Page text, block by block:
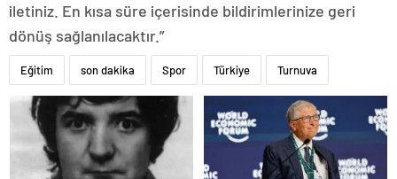
iletiniz. En kısa süre içerisinde bildirimlerinize geri
dönüş sağlanılacaktır.”
Eğitim son dakika Spor Türkiye Turnuva